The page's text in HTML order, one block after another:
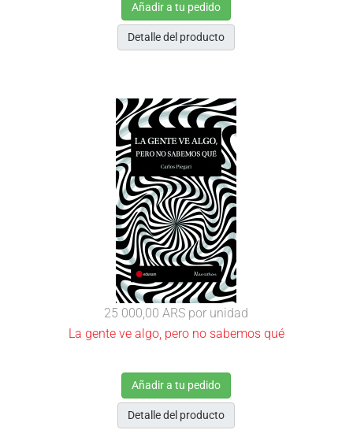
Añadir a tu pedido
Detalle del producto
25 000,00 ARS por unidad
La gente ve algo, pero no sabemos qué
Añadir a tu pedido
Detalle del producto